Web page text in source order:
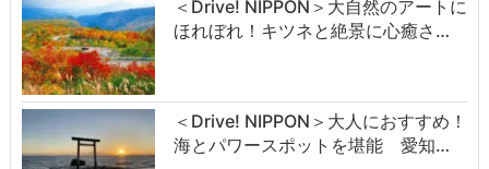
＜Drive! NIPPON＞大自然のアートに
ほれぼれ！キツネと絶景に心癒さ…
＜Drive! NIPPON＞大人におすすめ！
海とパワースポットを堪能 愛知…